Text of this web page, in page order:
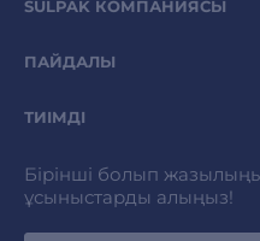
SULPAK КОМПАНИЯСЫ
ПАЙДАЛЫ
ТИІМДІ
Бірінші болып
ұсыныстарды алыңыз!